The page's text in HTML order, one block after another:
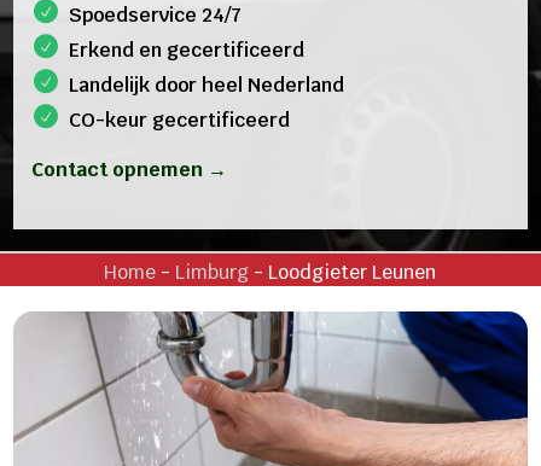
Spoedservice 24/7
Erkend en gecertificeerd
Landelijk door heel Nederland
CO-keur gecertificeerd
Contact opnemen →
Home - Limburg - Loodgieter Leunen